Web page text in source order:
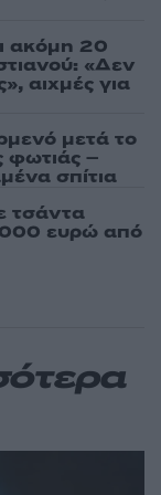
ακόμη 20
«Δεν
αιχμές για
μετά το
φωτιάς –
σπίτια
τσάντα
ευρώ από